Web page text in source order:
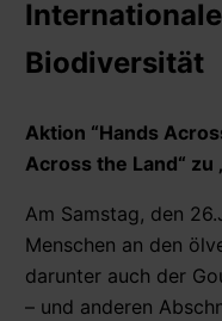
Biodiversität
Aktion “Hands
Across the Land“ zu
Am Samstag, den
Menschen an den
darunter auch der
– und anderen